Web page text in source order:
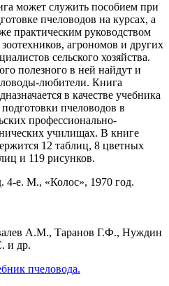
может служить пособием при
пчеловодов на курсах, а
практическим руководством
зоотехников, агрономов и других
сельского хозяйства.
полезного в ней найдут и
любители. Книга
в качестве учебника
подготовки пчеловодов в
профессионально-
училищах. В книге
12 таблиц, 8 цветных
и 119 рисунков.
4-е. М., «Колос», 1970 год.
А.М., Таранов Г.Ф., Нуждин
и др.
пчеловода.